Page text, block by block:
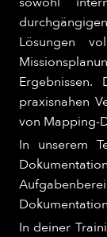
Lösungen
praxisnahen
von Mapping-
In unserem
In deiner